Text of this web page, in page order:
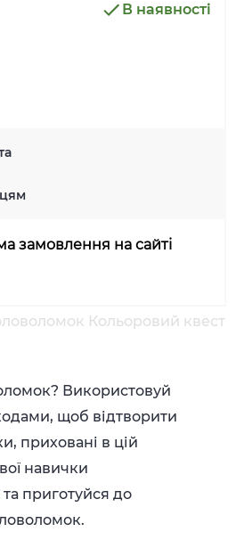
В наявності
замовлення на сайті
Кольоровий квест
Використовуй
щоб відтворити
приховані в цій
навички
приготуйся до